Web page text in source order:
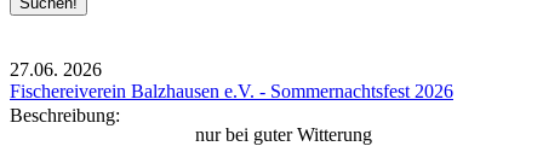
27.06. 2026
Fischereiverein Balzhausen e.V. - Sommernachtsfest 2026
Beschreibung:
nur bei guter Witterung